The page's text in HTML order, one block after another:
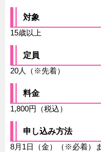
対象
15歳以上
定員
20人（※先着）
料金
1,800円（税込）
申し込み方法
8月1日（金）（※必着）